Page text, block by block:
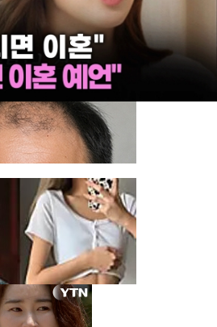
르더니...저커버그 "AI 전환서 실
스]